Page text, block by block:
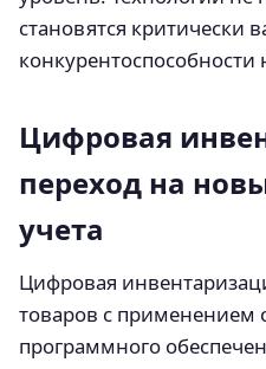
становятся критически
конкурентоспособности
Цифровая
переход на
учета
Цифровая
товаров с применением
программного